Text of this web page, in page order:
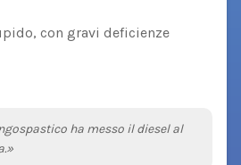
con gravi deficienze
ha messo il diesel al